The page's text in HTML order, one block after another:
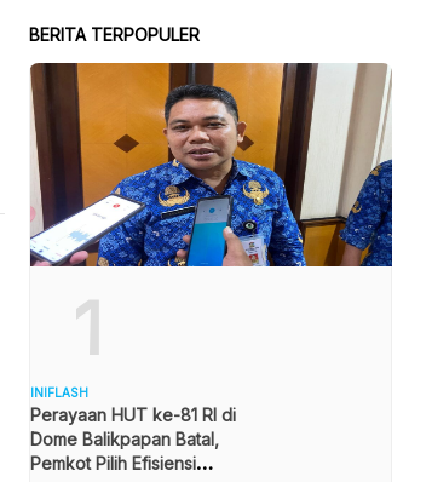
BERITA TERPOPULER
1
INIFLASH
Perayaan HUT ke-81 RI di
Dome Balikpapan Batal,
Pemkot Pilih Efisiensi